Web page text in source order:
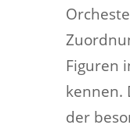
Figuren
kennen.
der